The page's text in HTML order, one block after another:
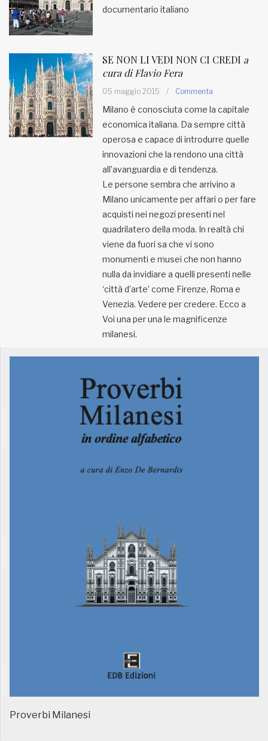
documentario italiano
SE NON LI VEDI NON CI CREDI a
cura di Flavio Fera
05 maggio 2015 / Commenta
Milano è conosciuta come la capitale
economica italiana. Da sempre città
operosa e capace di introdurre quelle
innovazioni che la rendono una città
all’avanguardia e di tendenza.
Le persone sembra che arrivino a
Milano unicamente per affari o per fare
acquisti nei negozi presenti nel
quadrilatero della moda. In realtà chi
viene da fuori sa che vi sono
monumenti e musei che non hanno
nulla da invidiare a quelli presenti nelle
‘città d’arte’ come Firenze, Roma e
Venezia. Vedere per credere. Ecco a
Voi una per una le magnificenze
milanesi.
Proverbi Milanesi